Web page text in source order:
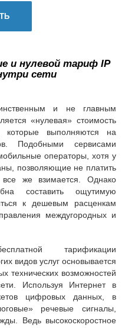
и нулевой тариф IP
сети
и не главным
«нулевая» стоимость
которые выполняются на
Подобными сервисами
операторы, хотя у
позволяющие не платить
же взимается. Однако
составить ощутимую
к дешевым расценкам
междугородных и
тарификации
видов услуг основывается
технических возможностей
Используя Интернет в
цифровых данных, в
речевые сигналы,
Ведь высокоскоростное